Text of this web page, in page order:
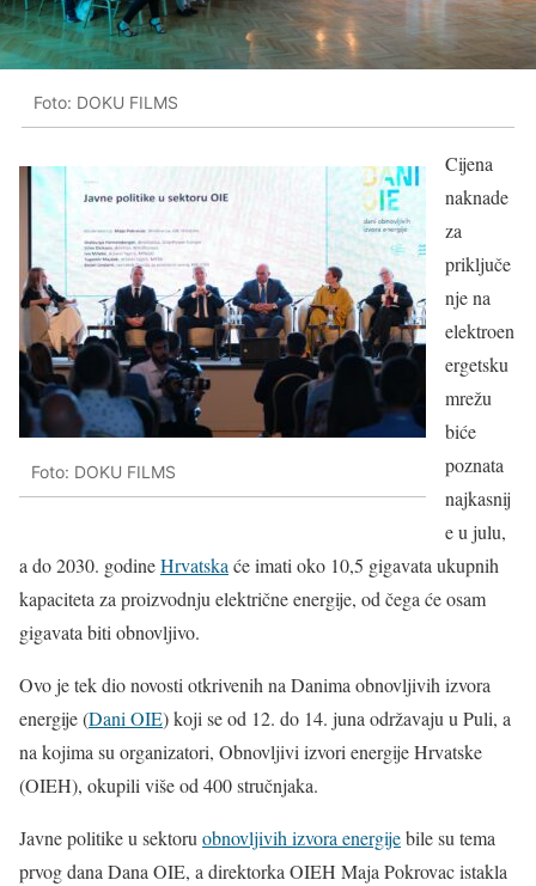
Foto: DOKU FILMS
Foto: DOKU FILMS
Cijena
naknade
za
priključe
nje na
elektroen
ergetsku
mrežu
biće
poznata
najkasnij
e u julu,
a do 2030. godineHrvatskaće imati oko 10,5 gigavata ukupnih
kapaciteta za proizvodnju električne energije, od čega će osam
gigavata biti obnovljivo.
Ovo je tek dio novosti otkrivenih na Danima obnovljivih izvora
energije (Dani OIE) koji se od 12. do 14. juna održavaju u Puli, a
na kojima su organizatori, Obnovljivi izvori energije Hrvatske
(OIEH), okupili više od 400 stručnjaka.
Javne politike u sektoruobnovljivih izvora energijebile su tema
prvog dana Dana OIE, a direktorka OIEH Maja Pokrovac istakla